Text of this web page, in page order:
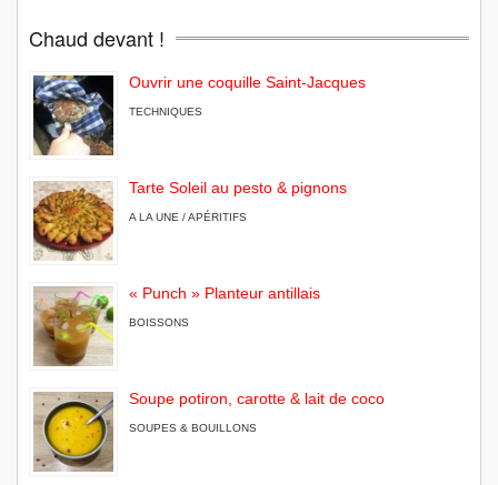
Chaud devant !
Ouvrir une coquille Saint-Jacques
TECHNIQUES
Tarte Soleil au pesto & pignons
A LA UNE / APÉRITIFS
« Punch » Planteur antillais
BOISSONS
Soupe potiron, carotte & lait de coco
SOUPES & BOUILLONS